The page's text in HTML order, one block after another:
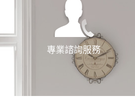
專業諮詢服務